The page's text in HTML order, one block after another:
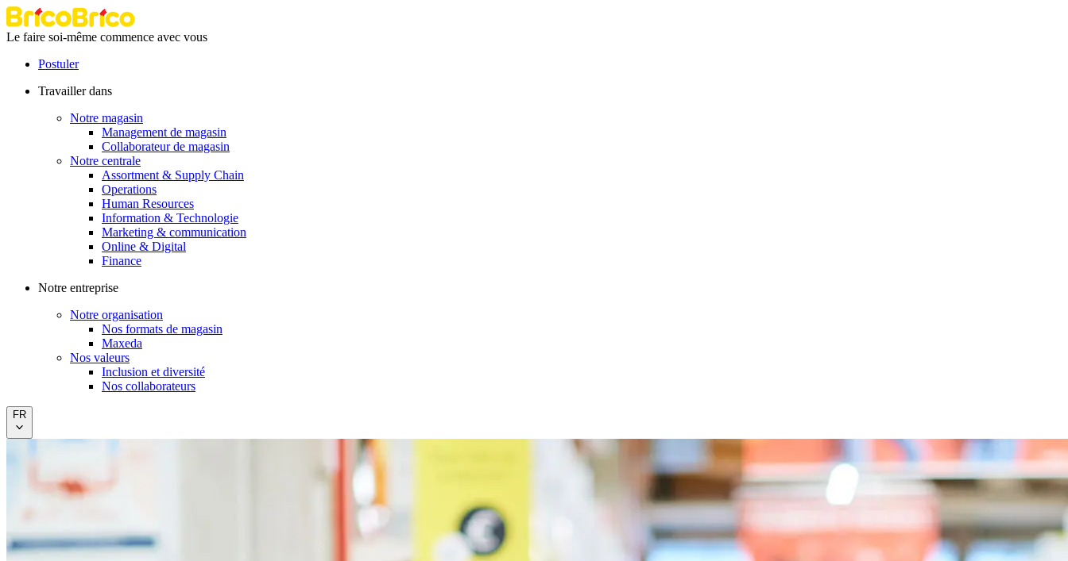
Le faire soi-même commence avec vous
Postuler
Travailler dans
Notre magasin
Management de magasin
Collaborateur de magasin
Notre centrale
Assortment & Supply Chain
Operations
Human Resources
Information & Technologie
Marketing & communication
Online & Digital
Finance
Notre entreprise
Notre organisation
Nos formats de magasin
Maxeda
Nos valeurs
Inclusion et diversité
Nos collaborateurs
FR